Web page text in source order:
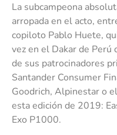
La subcampeona
arropada en el acto,
copiloto Pablo Huete,
vez en el Dakar de Perú
de sus patrocinadores
Santander Consumer
Goodrich, Alpinestar o
esta edición de 2019:
Exo P1000.